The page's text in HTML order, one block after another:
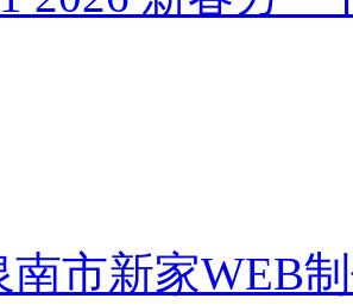
南市新家WEB